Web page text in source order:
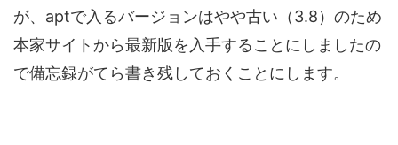
が、aptで入るバージョンはやや古い（3.8）のため
本家サイトから最新版を入手することにしましたの
で備忘録がてら書き残しておくことにします。